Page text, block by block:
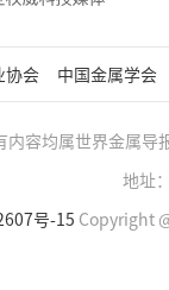
协会 中国金属学会
内容均属世界金属导
地址
号-15 Copyright